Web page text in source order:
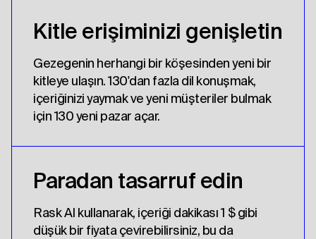
Kitle erişiminizi genişletin
Gezegenin herhangi bir köşesinden yeni bir
kitleye ulaşın. 130'dan fazla dil konuşmak,
içeriğinizi yaymak ve yeni müşteriler bulmak
için 130 yeni pazar açar.
Paradan tasarruf edin
Rask AI kullanarak, içeriği dakikası 1 $ gibi
düşük bir fiyata çevirebilirsiniz, bu da